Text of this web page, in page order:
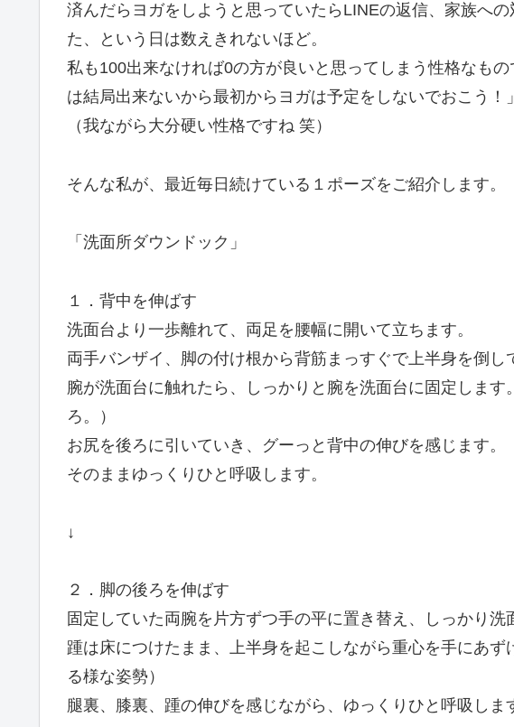
済んだらヨガをしようと思っていたらLINEの返信、家族へ
た、という日は数えきれないほど。
私も100出来なければ0の方が良いと思ってしまう性格なも
は結局出来ないから最初からヨガは予定をしないでおこう！
（我ながら大分硬い性格ですね 笑）
そんな私が、最近毎日続けている１ポーズをご紹介します。
「洗面所ダウンドック」
１．背中を伸ばす
洗面台より一歩離れて、両足を腰幅に開いて立ちます。
両手バンザイ、脚の付け根から背筋まっすぐで上半身を倒し
腕が洗面台に触れたら、しっかりと腕を洗面台に固定します
ろ。）
お尻を後ろに引いていき、グーっと背中の伸びを感じます。
そのままゆっくりひと呼吸します。
↓
２．脚の後ろを伸ばす
固定していた両腕を片方ずつ手の平に置き替え、しっかり洗
踵は床につけたまま、上半身を起こしながら重心を手にあ
る様な姿勢）
腿裏、膝裏、踵の伸びを感じながら、ゆっくりひと呼吸しま